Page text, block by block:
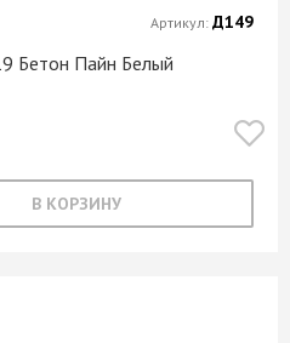
Бетон Пайн Белый
В КОРЗИНУ
Артикул: Д149